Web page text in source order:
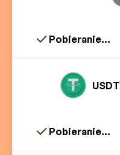
Pobieranie...
USDT
Pobieranie...